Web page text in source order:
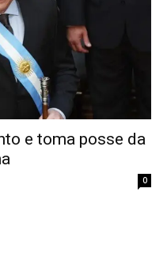
e toma posse da
0